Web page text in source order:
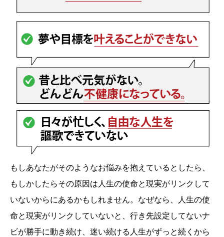
もしあなたがそのようなお悩みを抱えているとしたら、
もしかしたらその原因は人生の使命と現実がリンクして
いないからにあるかもしれません。なぜなら、人生の使
命と現実がリンクしていないと、行き先設定してないナ
ビが勝手に動き続け、迷い続ける人生がずっと続くから